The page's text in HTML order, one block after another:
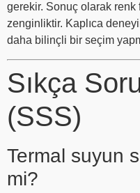
gerekir. Sonuç olarak renk
zenginliktir. Kaplıca
daha bilinçli bir seçim
Sıkça
(SSS)
Termal suyun
mi?